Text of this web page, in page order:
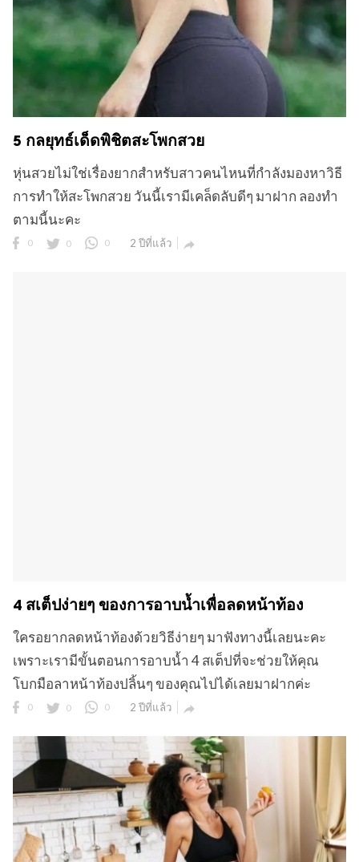
5 กลยุทธ์เด็ดพิชิตสะโพกสวย
หุ่นสวยไม่ใช่เรื่องยากสำหรับสาวคนไหนที่กำลังมองหาวิธี
การทำให้สะโพกสวย วันนี้เรามีเคล็ดลับดีๆ มาฝาก ลองทำ
ตามนี้นะคะ
0 0 0 2 ปีที่แล้ว 
4 สเต็ปง่ายๆ ของการอาบน้ำเพื่อลดหน้าท้อง
ใครอยากลดหน้าท้องด้วยวิธีง่ายๆ มาฟังทางนี้เลยนะคะ
เพราะเรามีขั้นตอนการอาบน้ำ 4 สเต็ปที่จะช่วยให้คุณ
โบกมือลาหน้าท้องปลิ้นๆ ของคุณไปได้เลยมาฝากค่ะ
0 0 0 2 ปีที่แล้ว 